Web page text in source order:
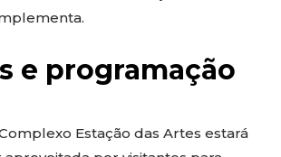
e programação
Estação das Artes estará